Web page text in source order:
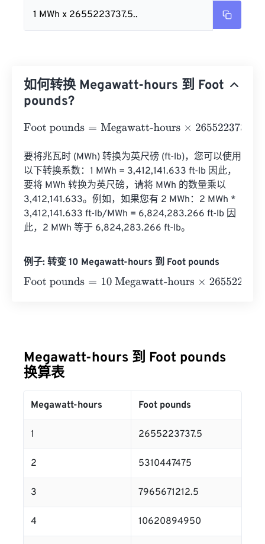
1 MWh x 2655223737.5..
如何转换 Megawatt-hours 到 Foot
pounds?
Foot pounds=Megawatt-hours×2655223737.5
要将兆瓦时 (MWh) 转换为英尺磅 (ft-lb)，您可以使用
以下转换系数：1 MWh = 3,412,141.633 ft-lb 因此，
要将 MWh 转换为英尺磅，请将 MWh 的数量乘以
3,412,141.633。例如，如果您有 2 MWh：2 MWh *
3,412,141.633 ft-lb/MWh = 6,824,283.266 ft-lb 因
此，2 MWh 等于 6,824,283.266 ft-lb。
例子: 转变 10 Megawatt-hours 到 Foot pounds
Foot pounds=10 Megawatt-hours×2655223737.5=
Megawatt-hours 到 Foot pounds
换算表
Megawatt-hours Foot pounds
1 2655223737.5
2 5310447475
3 7965671212.5
4 10620894950